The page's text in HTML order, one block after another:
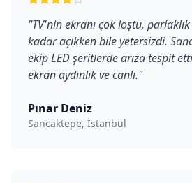
"TV'nin ekranı çok loştu,
kadar açıkken bile yetersizdi.
ekip LED şeritlerde arıza tespit
ekran aydınlık ve canlı."
Pınar Deniz
Sancaktepe, İstanbul